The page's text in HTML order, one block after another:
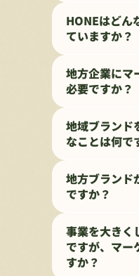
HONEはどん
ていますか？
地方企業にマ
必要ですか？
地域ブランド
なことは何で
地方ブランド
ですか？
事業を大きく
ですが、マー
すか？